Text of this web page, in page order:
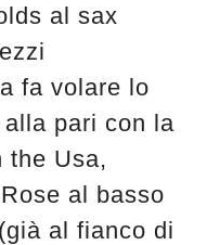
al sax
fa volare lo
pari con la
the Usa,
al basso
al fianco di